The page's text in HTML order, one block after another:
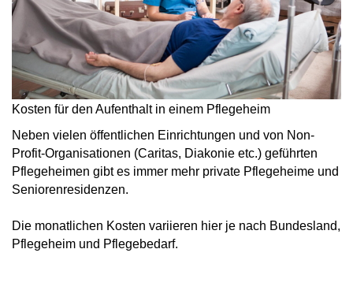
Kosten für den Aufenthalt in einem Pflegeheim
Neben vielen öffentlichen Einrichtungen und von Non-
Profit-Organisationen (Caritas, Diakonie etc.) geführten
Pflegeheimen gibt es immer mehr private Pflegeheime und
Seniorenresidenzen.
Die monatlichen Kosten variieren hier je nach Bundesland,
Pflegeheim und Pflegebedarf.